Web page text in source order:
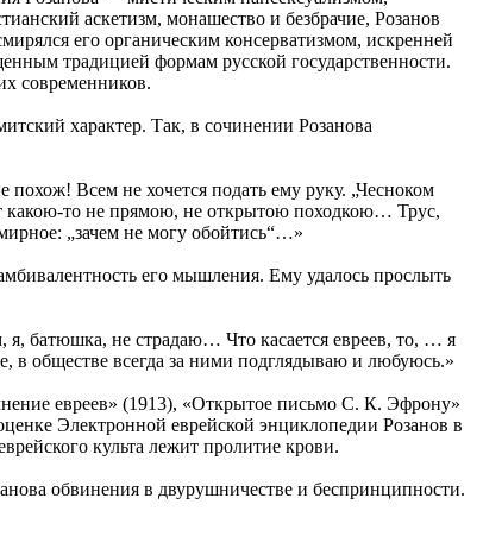
аскетизм, монашество и безбрачие, Розанов
его органическим консерватизмом, искренней
традицией формам русской государственности.
современников.
характер. Так, в сочинении Розанова
похож! Всем не хочется подать ему руку. „Чесноком
какою-то не прямою, не открытою походкою… Трус,
„зачем не могу обойтись“…»
его мышления. Ему удалось прослыть
батюшка, не страдаю… Что касается евреев, то, … я
в обществе всегда за ними подглядываю и любуюсь.»
евреев» (1913), «Открытое письмо С. К. Эфрону»
Электронной еврейской энциклопедии Розанов в
культа лежит пролитие крови.
обвинения в двурушничестве и беспринципности.